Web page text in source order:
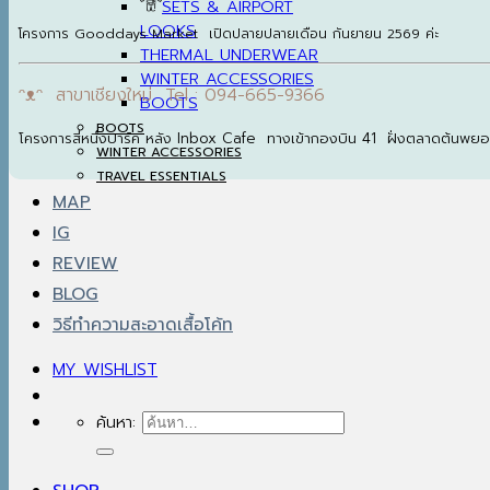
SETS & AIRPORT
LOOKS
THERMAL UNDERWEAR
WINTER ACCESSORIES
BOOTS
BOOTS
WINTER ACCESSORIES
TRAVEL ESSENTIALS
MAP
IG
REVIEW
BLOG
วิธีทำความสะอาดเสื้อโค้ท
MY WISHLIST
ค้นหา:
โครงการ Gooddays Market เปิดปลายปลายเดือน กันยายน 2569 ค่ะ
ᵔᴥᵔ สาขาเชียงใหม่ Tel : 094-665-9366
โครงการสี่หนึ่งปาร์ค หลัง Inbox Cafe ทางเข้ากองบิน 41 ฝั่งตลาดต้นพย